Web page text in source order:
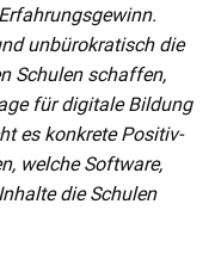
unbürokratisch die
Schulen schaffen,
für digitale Bildung
es konkrete Positiv-
welche Software,
die Schulen